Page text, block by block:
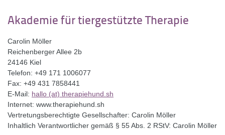
Akademie für tiergestützte Therapie
Carolin Möller
Reichenberger Allee 2b
24146 Kiel
Telefon: +49 171 1006077
Fax: +49 431 7858441
E-Mail: hallo (at) therapiehund.sh
Internet: www.therapiehund.sh
Vertretungsberechtigte Gesellschafter: Carolin Möller
Inhaltlich Verantwortlicher gemäß § 55 Abs. 2 RStV: Carolin Möller